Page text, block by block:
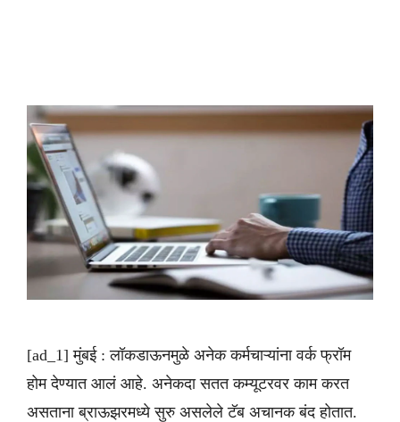
[ad_1] मुंबई : लॉकडाऊनमुळे अनेक कर्मचाऱ्यांना वर्क फ्रॉम
होम देण्यात आलं आहे. अनेकदा सतत कम्यूटरवर काम करत
असताना ब्राऊझरमध्ये सुरु असलेले टॅब अचानक बंद होतात.